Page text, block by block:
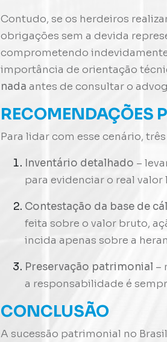
Contudo, se os herdeiros
obrigações sem a devida
comprometendo
importância de orientação
nada antes de consultar o
RECOMENDAÇÕES
Para lidar com esse cenário,
Inventário detalhado –
para evidenciar o real
Contestação da base de
feita sobre o valor bruto,
incida apenas sobre a
Preservação patrimonial –
a responsabilidade é
CONCLUSÃO
A sucessão patrimonial no